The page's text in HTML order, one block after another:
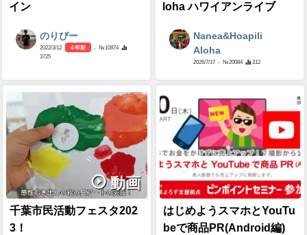
イン
のりぴー
2022/3/12 4 年前
- №10874
3725
loha ハワイアンライブ
Nanea&Hoapili
Aloha
2026/7/17 - №20084 312
動画
千葉市民活動フェスタ202
3！
はじめようスマホとYouTu
beで商品PR(Android編)